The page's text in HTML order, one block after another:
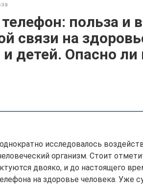
польза и
связи на
и детей. Опасно ли
исследовалось
организм. Стоит
двояко, и до настоящего
на здоровье человека. Уже